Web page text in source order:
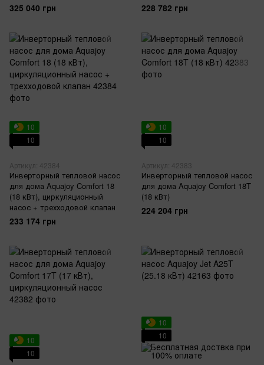
325 040 грн 228 782 грн
10
10
Артикул: 42384
Инверторный тепловой насос
для дома Aquajoy Comfort 18
(18 кВт), циркуляционный
насос + трехходовой клапан
233 174 грн
10
10
Артикул: 42383
Инверторный тепловой насос
для дома Aquajoy Comfort 18T
(18 кВт)
224 204 грн
10
10
10
10